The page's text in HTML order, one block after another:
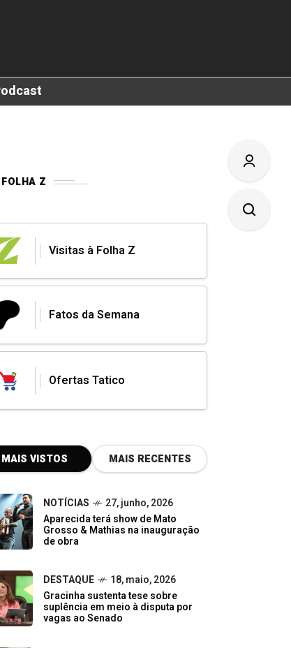
Z
Visitas à Folha Z
Fatos da Semana
Ofertas Tatico
MAIS VISTOS MAIS RECENTES
NOTÍCIAS
27, junho, 2026
Aparecida terá show de Mato
Grosso & Mathias na inauguração
de obra
DESTAQUE
18, maio, 2026
Gracinha sustenta tese sobre
suplência em meio à disputa por
vagas ao Senado